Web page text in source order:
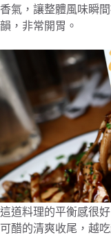
香氣，讓整體風味瞬
韻，非常開胃。
這道料理的平衡感很
可醋的清爽收尾，越